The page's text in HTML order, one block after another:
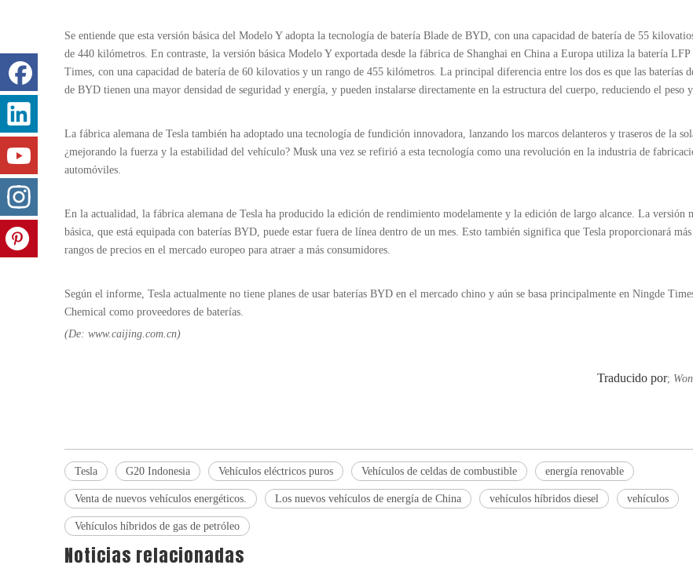
Se entiende que esta versión básica del Modelo Y adopta la tecnología de batería Blade de BYD, con una capacidad de batería de 55
de 440 kilómetros. En contraste, la versión básica Modelo Y exportada desde la fábrica de Shanghai en China a Europa utiliza la batería LFP
Times, con una capacidad de batería de 60 kilovatios y un rango de 455 kilómetros. La principal diferencia entre los dos es que las baterías
de BYD tienen una mayor densidad de seguridad y energía, y pueden instalarse directamente en la estructura del cuerpo, reduciendo el peso
La fábrica alemana de Tesla también ha adoptado una tecnología de fundición innovadora, lanzando los marcos delanteros y traseros de la
¿mejorando la fuerza y ​​la estabilidad del vehículo? Musk una vez se refirió a esta tecnología como una revolución en la industria de
automóviles.
En la actualidad, la fábrica alemana de Tesla ha producido la edición de rendimiento modelamente y la edición de largo alcance. La versión
básica, que está equipada con baterías BYD, puede estar fuera de línea dentro de un mes. Esto también significa que Tesla proporcionará
rangos de precios en el mercado europeo para atraer a más consumidores.
Según el informe, Tesla actualmente no tiene planes de usar baterías BYD en el mercado chino y aún se basa principalmente en Ningde
Chemical como proveedores de baterías.
(De: www.caijing.com.cn)
Traducido por;
Tesla G20 Indonesia Vehículos eléctricos puros Vehículos de celdas de combustible energía renovable
Venta de nuevos vehículos energéticos. Los nuevos vehículos de energía de China vehículos híbridos diesel vehículos
Vehículos híbridos de gas de petróleo
Noticias relacionadas